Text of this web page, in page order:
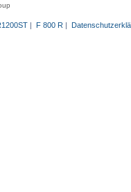
| F 800 R |